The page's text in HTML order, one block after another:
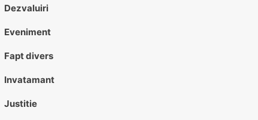
Dezvaluiri
Eveniment
Fapt divers
Invatamant
Justitie